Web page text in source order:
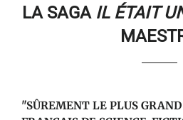
LA SAGA IL ÉTAIT
"SÛREMENT LE PLUS